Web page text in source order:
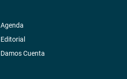
Agenda
Editorial
Damos Cuenta